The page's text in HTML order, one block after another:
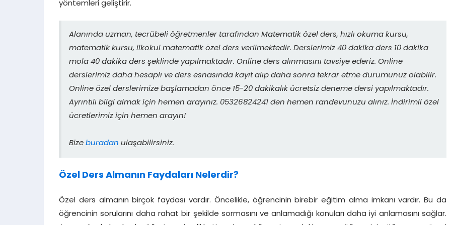
yöntemleri geliştirir.
Alanında uzman, tecrübeli öğretmenler tarafından Matematik özel ders, hızlı okuma kursu,
matematik kursu, ilkokul matematik özel ders verilmektedir. Derslerimiz 40 dakika ders 10 dakika
mola 40 dakika ders şeklinde yapılmaktadır. Online ders alınmasını tavsiye ederiz. Online
derslerimiz daha hesaplı ve ders esnasında kayıt alıp daha sonra tekrar etme durumunuz olabilir.
Online özel derslerimize başlamadan önce 15-20 dakikalık ücretsiz deneme dersi yapılmaktadır.
Ayrıntılı bilgi almak için hemen arayınız. 05326824241 den hemen randevunuzu alınız. İndirimli özel
ücretlerimiz için hemen arayın!
Bize buradan ulaşabilirsiniz.
Özel Ders Almanın Faydaları Nelerdir?
Özel ders almanın birçok faydası vardır. Öncelikle, öğrencinin birebir eğitim alma imkanı vardır. Bu da
öğrencinin sorularını daha rahat bir şekilde sormasını ve anlamadığı konuları daha iyi anlamasını sağlar.